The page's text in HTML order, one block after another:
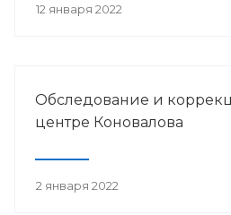
12 января 2022
Обследование и
центре Коновалова
2 января 2022